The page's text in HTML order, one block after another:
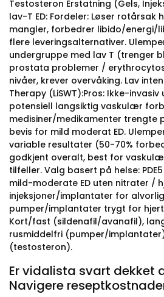
Testosteron Erstatning (Gels,
lav-T ED: Fordeler: Løser rotårsak
mangler, forbedrer libido/energi/
flere leveringsalternativer.
undergruppe med lav T (trenger
prostata problemer /
nivåer, krever overvåking. Lav
Therapy (LiSWT):Pros: Ikke-
potensiell langsiktig vaskulær
medisiner/medikamenter trengte
bevis for mild moderat ED.
variable resultater (50-70%
godkjent overalt, best for
tilfeller. Valg basert på helse:
mild-moderate ED uten nitrater /
injeksjoner/implantater for
pumper/implantater trygt for
Kort/fast (sildenafil/avanafil),
rusmiddelfri (pumper/
(testosteron).
Er vidalista svart dekket
Navigere